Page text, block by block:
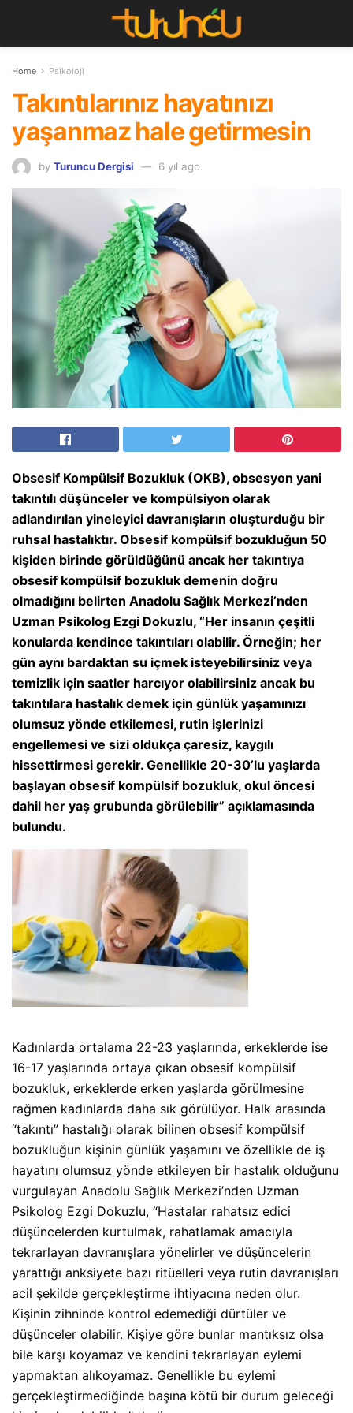
Home Psikoloji
Takıntılarınız hayatınızı
yaşanmaz hale getirmesin
by Turuncu Dergisi 6 yıl ago
Obsesif Kompülsif Bozukluk (OKB), obsesyon yani
takıntılı düşünceler ve kompülsiyon olarak
adlandırılan yineleyici davranışların oluşturduğu bir
ruhsal hastalıktır. Obsesif kompülsif bozukluğun 50
kişiden birinde görüldüğünü ancak her takıntıya
obsesif kompülsif bozukluk demenin doğru
olmadığını belirten Anadolu Sağlık Merkezi’nden
Uzman Psikolog Ezgi Dokuzlu, “Her insanın çeşitli
konularda kendince takıntıları olabilir. Örneğin; her
gün aynı bardaktan su içmek isteyebilirsiniz veya
temizlik için saatler harcıyor olabilirsiniz ancak bu
takıntılara hastalık demek için günlük yaşamınızı
olumsuz yönde etkilemesi, rutin işlerinizi
engellemesi ve sizi oldukça çaresiz, kaygılı
hissettirmesi gerekir. Genellikle 20-30’lu yaşlarda
başlayan obsesif kompülsif bozukluk, okul öncesi
dahil her yaş grubunda görülebilir” açıklamasında
bulundu.
Kadınlarda ortalama 22-23 yaşlarında, erkeklerde ise
16-17 yaşlarında ortaya çıkan obsesif kompülsif
bozukluk, erkeklerde erken yaşlarda görülmesine
rağmen kadınlarda daha sık görülüyor. Halk arasında
“takıntı” hastalığı olarak bilinen obsesif kompülsif
bozukluğun kişinin günlük yaşamını ve özellikle de iş
hayatını olumsuz yönde etkileyen bir hastalık olduğunu
vurgulayan Anadolu Sağlık Merkezi’nden Uzman
Psikolog Ezgi Dokuzlu, “Hastalar rahatsız edici
düşüncelerden kurtulmak, rahatlamak amacıyla
tekrarlayan davranışlara yönelirler ve düşüncelerin
yarattığı anksiyete bazı ritüelleri veya rutin davranışları
acil şekilde gerçekleştirme ihtiyacına neden olur.
Kişinin zihninde kontrol edemediği dürtüler ve
düşünceler olabilir. Kişiye göre bunlar mantıksız olsa
bile karşı koyamaz ve kendini tekrarlayan eylemi
yapmaktan alıkoyamaz. Genellikle bu eylemi
gerçekleştirmediğinde başına kötü bir durum geleceği